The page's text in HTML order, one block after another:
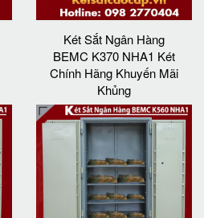
Két Sắt Ngân Hàng
BEMC K370 NHA1 Két
Chính Hãng Khuyến Mãi
Khủng